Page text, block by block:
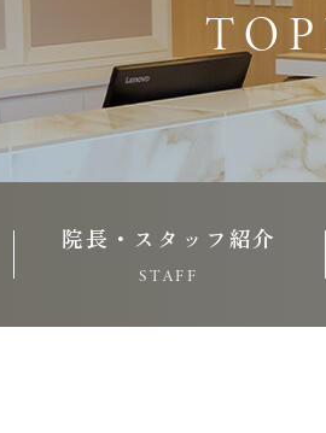
院長・スタッフ紹介
STAFF